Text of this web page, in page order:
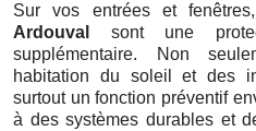
Sur vos entrées et
Ardouval sont une
supplémentaire. Non
habitation du soleil et des
surtout un fonction préventif
à des systèmes durables et